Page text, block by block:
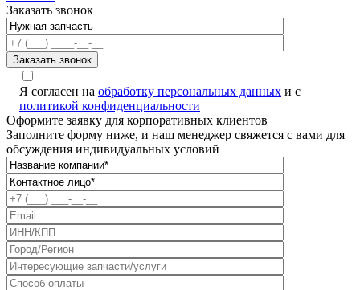
Заказать звонок
Я согласен на обработку персональных данных и с
политикой конфиденциальности
Оформите заявку для корпоративных клиентов
Заполните форму ниже, и наш менеджер свяжется с вами для
обсуждения индивидуальных условий